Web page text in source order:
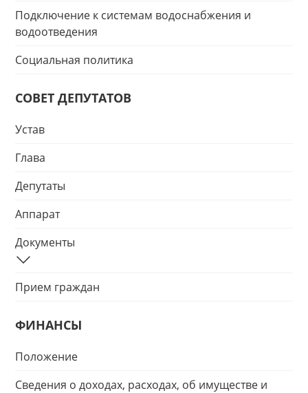
Подключение к системам водоснабжения и
водоотведения
Социальная политика
СОВЕТ ДЕПУТАТОВ
Устав
Глава
Депутаты
Аппарат
Документы
Прием граждан
ФИНАНСЫ
Положение
Сведения о доходах, расходах, об имуществе и